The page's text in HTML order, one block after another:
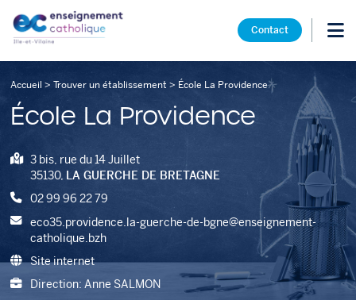
Contact
Accueil > Trouver un établissement > École La Providence
École La Providence
3 bis, rue du 14 Juillet
35130, LA GUERCHE DE BRETAGNE
02 99 96 22 79
eco35.providence.la-guerche-de-bgne@enseignement-
catholique.bzh
Site internet
Direction: Anne SALMON